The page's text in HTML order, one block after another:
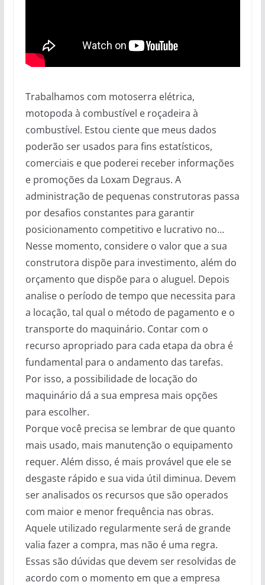
Trabalhamos com motoserra elétrica,
motopoda à combustível e roçadeira à
combustível. Estou ciente que meus dados
poderão ser usados para fins estatísticos,
comerciais e que poderei receber informações
e promoções da Loxam Degraus. A
administração de pequenas construtoras passa
por desafios constantes para garantir
posicionamento competitivo e lucrativo no…
Nesse momento, considere o valor que a sua
construtora dispõe para investimento, além do
orçamento que dispõe para o aluguel. Depois
analise o período de tempo que necessita para
a locação, tal qual o método de pagamento e o
transporte do maquinário. Contar com o
recurso apropriado para cada etapa da obra é
fundamental para o andamento das tarefas.
Por isso, a possibilidade de locação do
maquinário dá a sua empresa mais opções
para escolher.
Porque você precisa se lembrar de que quanto
mais usado, mais manutenção o equipamento
requer. Além disso, é mais provável que ele se
desgaste rápido e sua vida útil diminua. Devem
ser analisados os recursos que são operados
com maior e menor frequência nas obras.
Aquele utilizado regularmente será de grande
valia fazer a compra, mas não é uma regra.
Essas são dúvidas que devem ser resolvidas de
acordo com o momento em que a empresa